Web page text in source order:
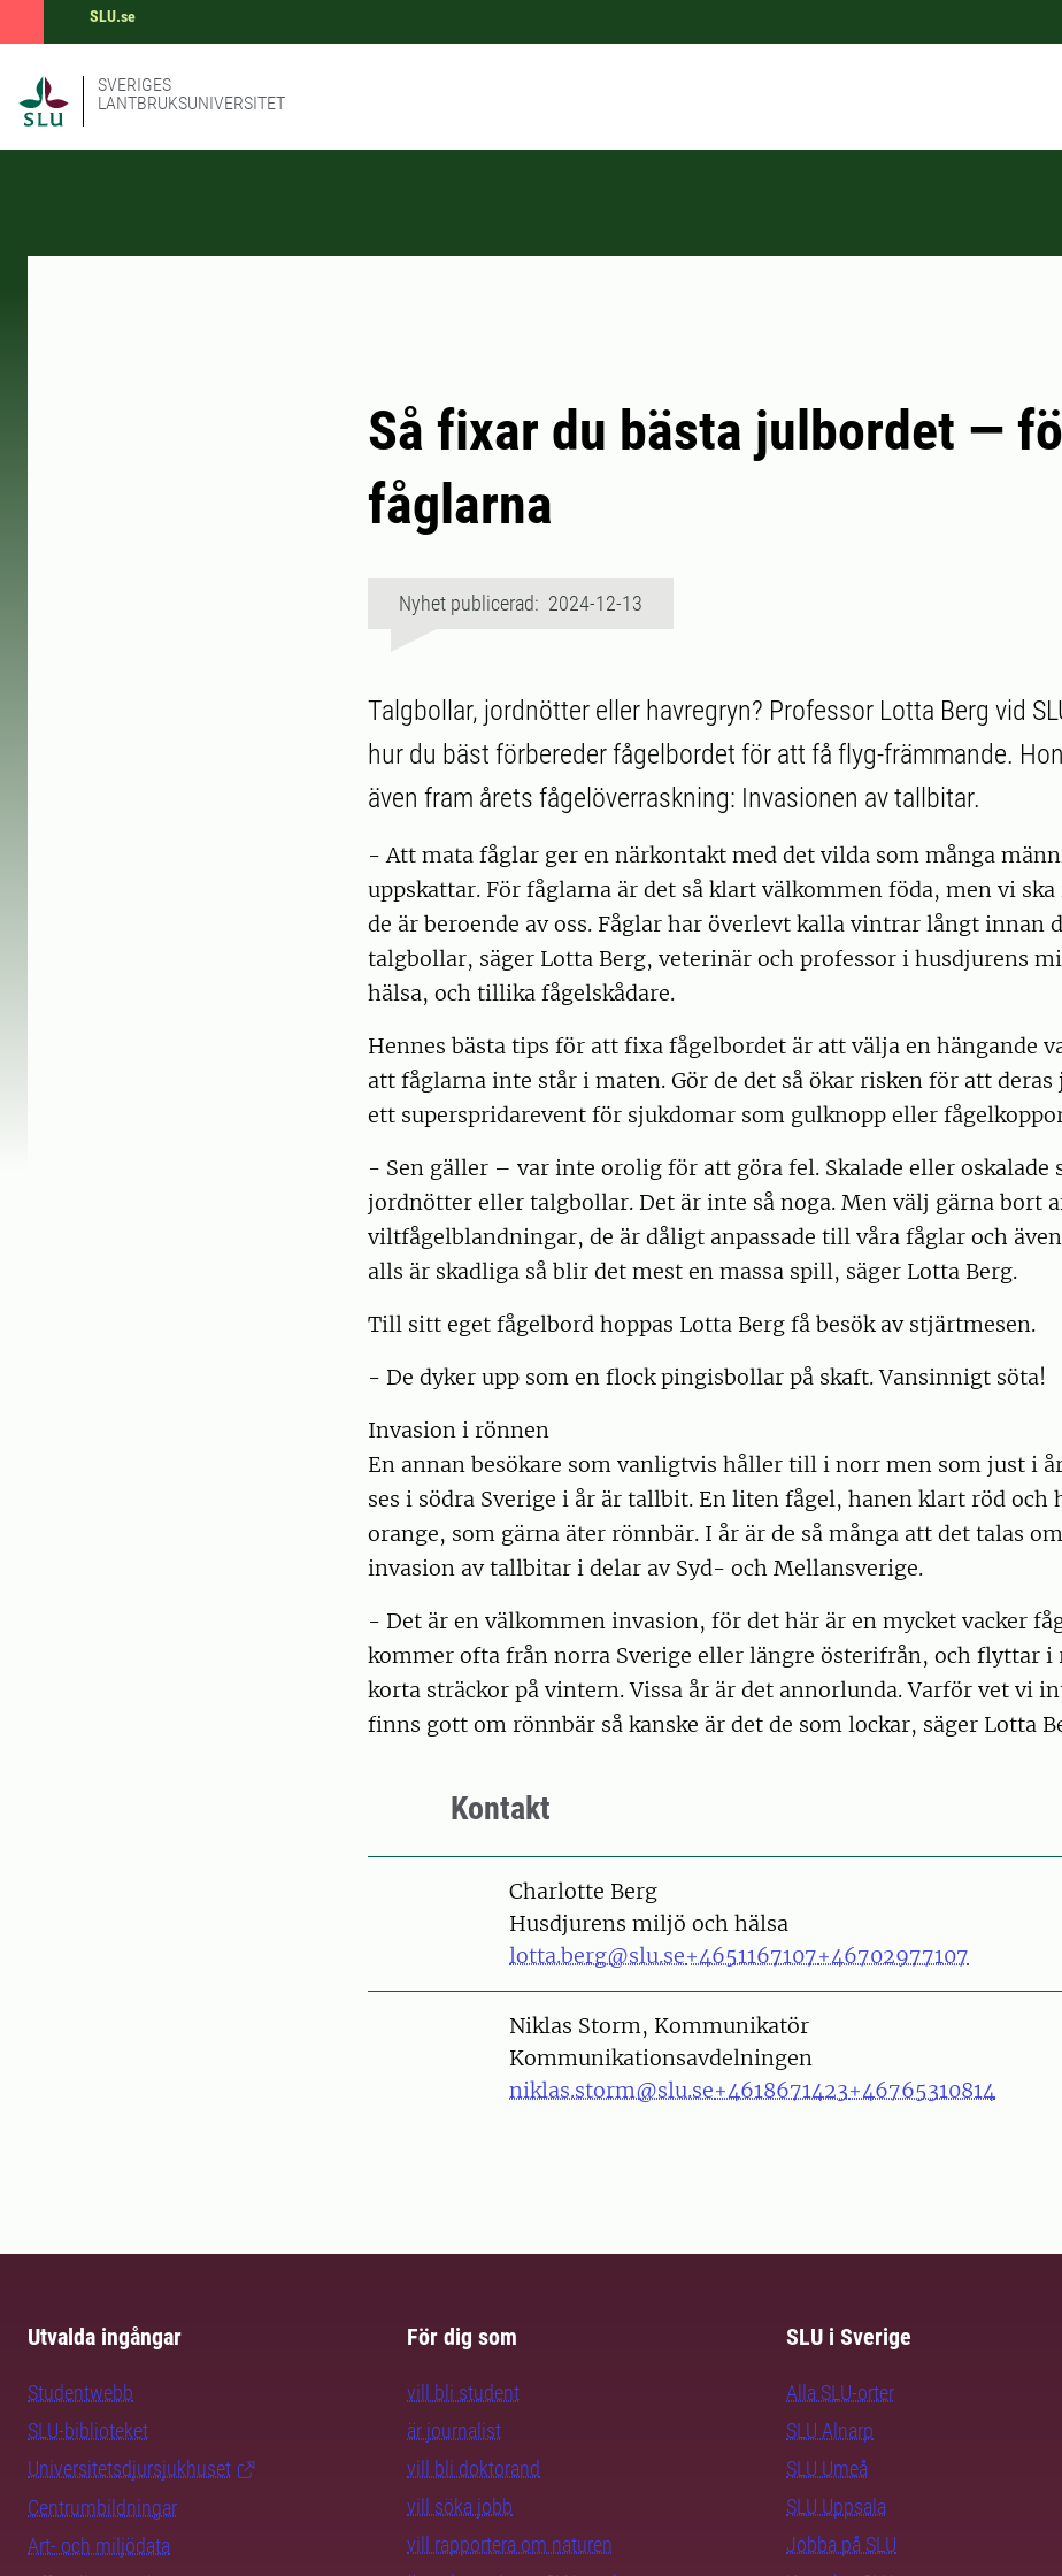
SLU.se
SVERIGES
LANTBRUKSUNIVERSITET
Så fixar du bästa julbordet —
fåglarna
Nyhet publicerad: 2024-12-13
Talgbollar, jordnötter eller havregryn? Professor Lotta Berg vid
hur du bäst förbereder fågelbordet för att få flyg-främmande.
även fram årets fågelöverraskning: Invasionen av tallbitar.
- Att mata fåglar ger en närkontakt med det vilda som många
uppskattar. För fåglarna är det så klart välkommen föda, men vi
de är beroende av oss. Fåglar har överlevt kalla vintrar långt innan
talgbollar, säger Lotta Berg, veterinär och professor i husdjurens
hälsa, och tillika fågelskådare.
Hennes bästa tips för att fixa fågelbordet är att välja en hängande
att fåglarna inte står i maten. Gör de det så ökar risken för att
ett superspridarevent för sjukdomar som gulknopp eller
- Sen gäller – var inte orolig för att göra fel. Skalade eller oskalade
jordnötter eller talgbollar. Det är inte så noga. Men välj gärna bort
viltfågelblandningar, de är dåligt anpassade till våra fåglar och
alls är skadliga så blir det mest en massa spill, säger Lotta Berg.
Till sitt eget fågelbord hoppas Lotta Berg få besök av stjärtmesen.
- De dyker upp som en flock pingisbollar på skaft. Vansinnigt söta!
Invasion i rönnen
En annan besökare som vanligtvis håller till i norr men som just i
ses i södra Sverige i år är tallbit. En liten fågel, hanen klart röd och
orange, som gärna äter rönnbär. I år är de så många att det talas
invasion av tallbitar i delar av Syd- och Mellansverige.
- Det är en välkommen invasion, för det här är en mycket vacker
kommer ofta från norra Sverige eller längre österifrån, och flyttar i
korta sträckor på vintern. Vissa år är det annorlunda. Varför vet vi
finns gott om rönnbär så kanske är det de som lockar, säger Lotta
Kontakt
PersonCharlotte Berg
Husdjurens miljö och hälsa
lotta.berg@slu.se+4651167107+46702977107
PersonNiklas Storm, Kommunikatör
Kommunikationsavdelningen
niklas.storm@slu.se+4618671423+46765310814
Utvalda ingångar
Studentwebb
SLU-biblioteket
Universitetsdjursjukhuset
Centrumbildningar
Art- och miljödata
För dig som
vill bli student
är journalist
vill bli doktorand
vill söka jobb
vill rapportera om naturen
SLU i Sverige
Alla SLU-orter
SLU Alnarp
SLU Umeå
SLU Uppsala
Jobba på SLU